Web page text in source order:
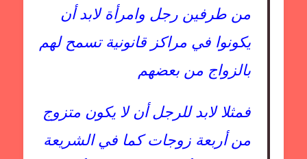
من طرفين رجل وامرأة لابد أن
يكونوا في مراكز قانونية تسمح لهم
بالزواج من بعضهم
فمثلا لابد للرجل أن لا يكون متزوج
من أربعة زوجات كما في الشريعة